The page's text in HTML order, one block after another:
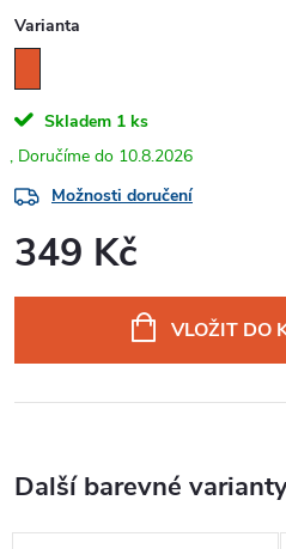
Varianta
Skladem 1 ks
10.8.2026
Možnosti doručení
349 Kč
VLOŽIT DO